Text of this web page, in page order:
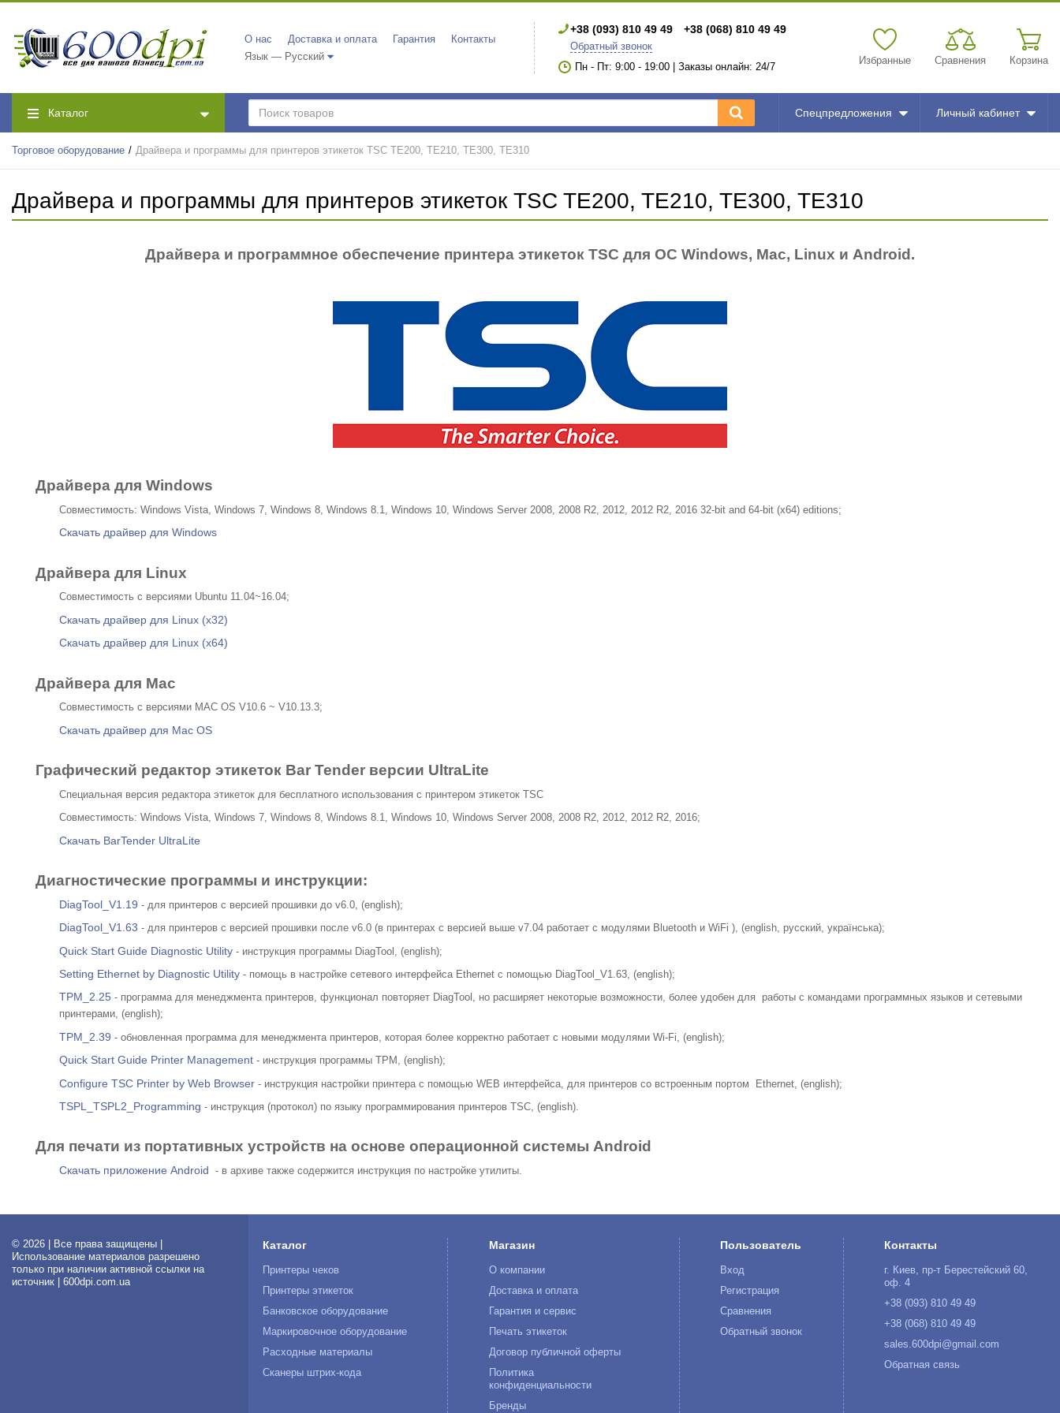
О нас Доставка и оплата Гарантия
Контакты
Язык — Русский
+38 (093) 810 49 49 +38 (068) 810 49 49
Обратный звонок
Пн - Пт: 9:00 - 19:00 | Заказы онлайн: 24/7
Избранные Сравнения Корзина
Каталог Спецпредложения Личный кабинет
Торговое оборудование Драйвера и программы для принтеров этикеток TSC TE200, TE210, TE300, TE310
Драйвера и программы для принтеров этикеток TSC TE200, TE210, TE300, TE310
Драйвера и программное обеспечение принтера этикеток TSC для ОС Windows, Mac, Linux и Android.
Драйвера для Windows
Совместимость: Windows Vista, Windows 7, Windows 8, Windows 8.1, Windows 10, Windows Server 2008, 2008 R2, 2012, 2012 R2, 2016 32-bit and 64-bit (x64) editions;
Скачать драйвер для Windows
Драйвера для Linux
Совместимость с версиями Ubuntu 11.04~16.04;
Скачать драйвер для Linux (x32)
Скачать драйвер для Linux (x64)
Драйвера для Mac
Совместимость с версиями MAC OS V10.6 ~ V10.13.3;
Скачать драйвер для Mac OS
Графический редактор этикеток Bar Tender версии UltraLite
Специальная версия редактора этикеток для бесплатного использования с принтером этикеток TSC
Совместимость: Windows Vista, Windows 7, Windows 8, Windows 8.1, Windows 10, Windows Server 2008, 2008 R2, 2012, 2012 R2, 2016;
Скачать BarTender UltraLite
Диагностические программы и инструкции:
DiagTool_V1.19 - для принтеров с версией прошивки до v6.0, (english);
DiagTool_V1.63 - для принтеров с версией прошивки после v6.0 (в принтерах с версией выше v7.04 работает с модулями Bluetooth и WiFi ), (english, русский, українська);
Quick Start Guide Diagnostic Utility - инструкция программы DiagTool, (english);
Setting Ethernet by Diagnostic Utility - помощь в настройке сетевого интерфейса Ethernet с помощью DiagTool_V1.63, (english);
TPM_2.25 - программа для менеджмента принтеров, функционал повторяет DiagTool, но расширяет некоторые возможности, более удобен для работы с командами программных языков и сетевыми
принтерами, (english);
TPM_2.39 - обновленная программа для менеджмента принтеров, которая более корректно работает с новыми модулями Wi-Fi, (english);
Quick Start Guide Printer Management - инструкция программы TPM, (english);
Configure TSC Printer by Web Browser - инструкция настройки принтера с помощью WEB интерфейса, для принтеров со встроенным портом Ethernet, (english);
TSPL_TSPL2_Programming - инструкция (протокол) по языку программирования принтеров TSC, (english).
Для печати из портативных устройств на основе операционной системы Android
Cкачать приложение Android - в архиве также содержится инструкция по настройке утилиты.
© 2026 | Все права защищены |
Использование материалов разрешено
только при наличии активной ссылки на
источник | 600dpi.com.ua
Каталог
Принтеры чеков
Принтеры этикеток
Банковское оборудование
Маркировочное оборудование
Расходные материалы
Сканеры штрих-кода
Магазин
О компании
Доставка и оплата
Гарантия и сервис
Печать этикеток
Договор публичной оферты
Политика
конфиденциальности
Бренды
Пользователь
Вход
Регистрация
Сравнения
Обратный звонок
Контакты
г. Киев, пр-т Берестейский 60,
оф. 4
+38 (093) 810 49 49
+38 (068) 810 49 49
sales.600dpi@gmail.com
Обратная связь